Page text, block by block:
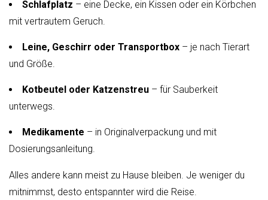
Schlafplatz – eine Decke, ein Kissen oder ein Körbchen
mit vertrautem Geruch.
Leine, Geschirr oder Transportbox – je nach Tierart
und Größe.
Kotbeutel oder Katzenstreu – für Sauberkeit
unterwegs.
Medikamente – in Originalverpackung und mit
Dosierungsanleitung.
Alles andere kann meist zu Hause bleiben. Je weniger du
mitnimmst, desto entspannter wird die Reise.